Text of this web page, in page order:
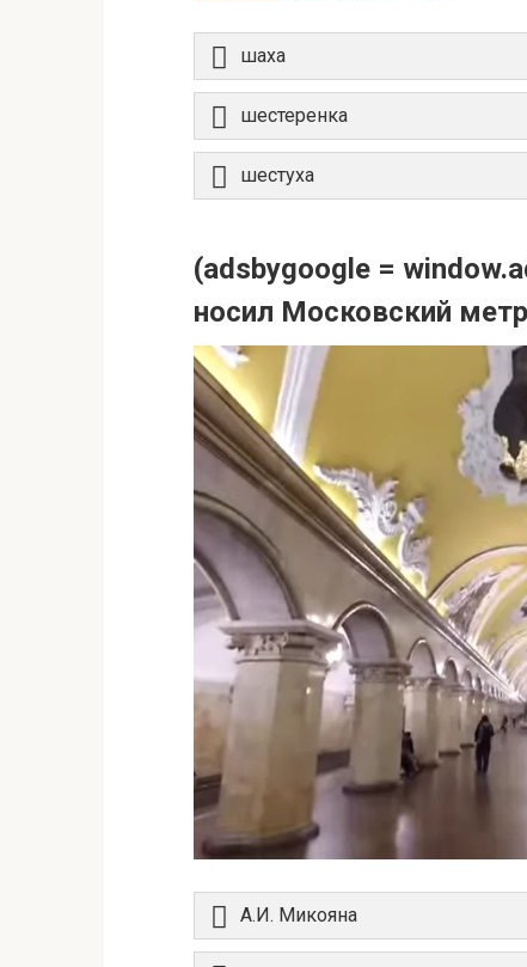
шаха
шестеренка
шестуха
(adsbygoogle =
носил Московский
А.И. Микояна